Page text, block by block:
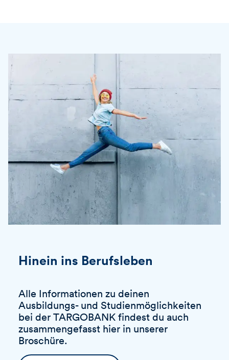
Hinein ins Berufsleben
Alle Informationen zu deinen
Ausbildungs- und Studienmöglichkeiten
bei derTARGOBANKfindest du auch
zusammengefasst hier in unserer
Broschüre.